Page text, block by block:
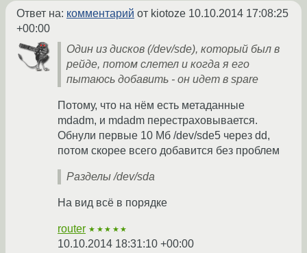
Ответ на: комментарий от kiotoze 10.10.2014 17:08:25
+00:00
Один из дисков (/dev/sde), который был в
рейде, потом слетел и когда я его
пытаюсь добавить - он идет в spare
Потому, что на нём есть метаданные
mdadm, и mdadm перестраховывается.
Обнули первые 10 Мб /dev/sde5 через dd,
потом скорее всего добавится без проблем
Разделы /dev/sda
На вид всё в порядке
router ★★★★★
10.10.2014 18:31:10 +00:00